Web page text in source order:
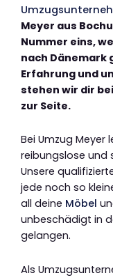
Meyer aus
Nummer eins,
nach Dänemark
Erfahrung und
stehen wir dir
zur Seite.
Bei Umzug Meyer
reibungslose und
Unsere
jede noch so
all deine Möbel
unbeschädigt in
gelangen.
Als